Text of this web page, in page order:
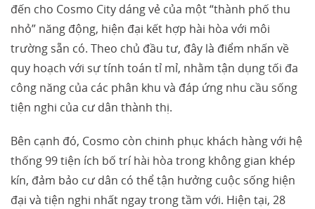
đến cho Cosmo City dáng vẻ của một “thành phố thu
nhỏ” năng động, hiện đại kết hợp hài hòa với môi
trường sẵn có. Theo chủ đầu tư, đây là điểm nhấn về
quy hoạch với sự tính toán tỉ mỉ, nhằm tận dụng tối đa
công năng của các phân khu và đáp ứng nhu cầu sống
tiện nghi của cư dân thành thị.
Bên cạnh đó, Cosmo còn chinh phục khách hàng với hệ
thống 99 tiện ích bố trí hài hòa trong không gian khép
kín, đảm bảo cư dân có thể tận hưởng cuộc sống hiện
đại và tiện nghi nhất ngay trong tầm với. Hiện tại, 28